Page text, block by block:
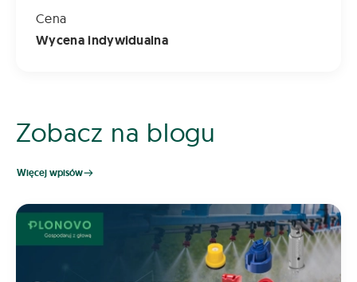
Cena
Wycena indywidualna
Zobacz na blogu
Więcej wpisów